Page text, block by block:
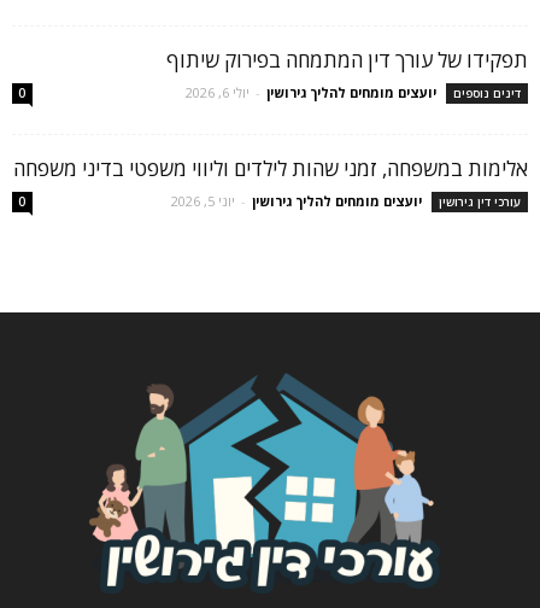
תפקידו של עורך דין המתמחה בפירוק שיתוף
דינים נוספים יועצים מומחים להליך גירושין - יולי 6, 2026 0
אלימות במשפחה, זמני שהות לילדים וליווי משפטי בדיני משפחה
עורכי דין גירושין יועצים מומחים להליך גירושין - יוני 5, 2026 0